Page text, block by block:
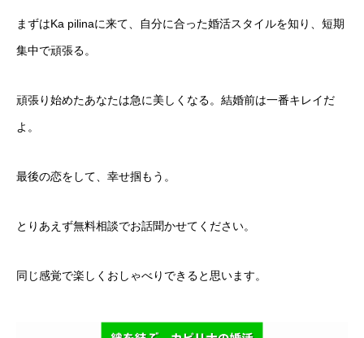
まずはKa pilinaに来て、自分に合った婚活スタイルを知り、短期
集中で頑張る。
頑張り始めたあなたは急に美しくなる。結婚前は一番キレイだ
よ。
最後の恋をして、幸せ掴もう。
とりあえず無料相談でお話聞かせてください。
同じ感覚で楽しくおしゃべりできると思います。